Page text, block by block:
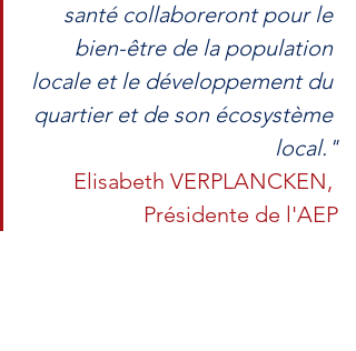
santé collaboreront pour le
bien-être de la population
locale et le développement du
quartier et de son écosystème
local."
Elisabeth VERPLANCKEN,
Présidente de l'AEP